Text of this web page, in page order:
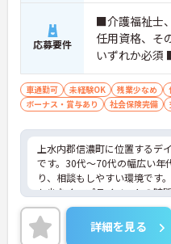
応募要件
■介護福祉士
任用資格、そ
いずれか必須
定可） ■経験
車通勤可 未経験OK 残業少なめ
ボーナス・賞与あり
社会保険完備
上水内郡信濃町に位置するデ
です。30代～70代の幅広い年
り、相談もしやすい環境です
も少なく、プライベートの時
けます。ご興味のある方には
ど、さらに詳細をお話しいた
相談ください！
詳細を見る